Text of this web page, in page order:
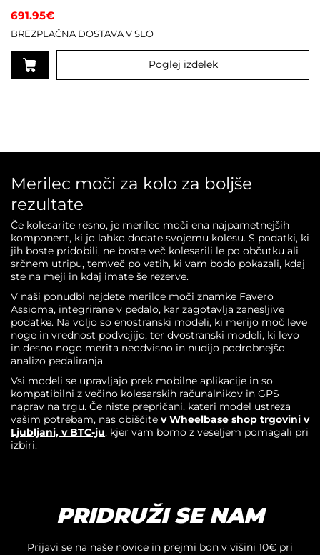
691.95€
BREZPLAČNA DOSTAVA V SLO
Poglej izdelek
Merilec moči za kolo za boljše
rezultate
Če kolesarite resno, je merilec moči ena najpametnejših
komponent, ki jo lahko dodate svojemu kolesu. S podatki, ki
jih boste pridobili, ne boste več kolesarili le po občutku ali
srčnem utripu, temveč po vatih, ki vam bodo pokazali, kdaj
ste na meji in kdaj imate še rezerve.
V naši ponudbi najdete merilce moči znamke Favero
Assioma, integrirane v pedalo, kar zagotavlja zanesljive
podatke. Na voljo so enostranski modeli, ki merijo moč leve
noge in vrednost podvojijo, ter dvostranski modeli, ki levo
in desno nogo merita neodvisno in nudijo podrobnejšo
analizo pedaliranja.
Vsi modeli se upravljajo prek mobilne aplikacije in so
kompatibilni z večino kolesarskih računalnikov in GPS
naprav na trgu. Če niste prepričani, kateri model ustreza
vašim potrebam, nas obiščite v Wheelbase shop trgovini v
Ljubljani, v BTC-ju, kjer vam bomo z veseljem pomagali pri
izbiri.
PRIDRUŽI SE NAM
Prijavi se na naše novice in prejmi bon v višini 10€ pri